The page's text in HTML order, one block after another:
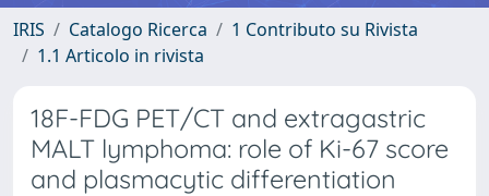
IRIS Catalogo Ricerca
1 Contributo su Rivista
1.1 Articolo in rivista
18F-FDG PET/CT and extragastric
MALT lymphoma: role of Ki-67 score
and plasmacytic differentiation